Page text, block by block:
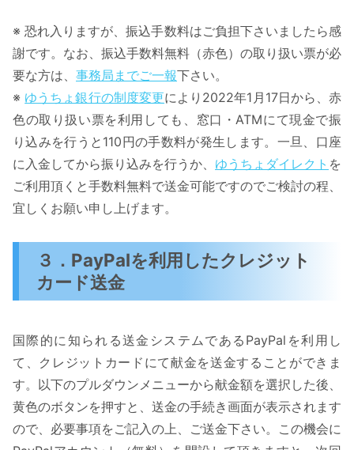
※ 恐れ入りますが、振込手数料はご負担下さいましたら感
謝です。なお、振込手数料無料（赤色）の取り扱い票が必
要な方は、 事務局までご一報下さい。
※ ゆうちょ銀行の制度変更により2022年1月17日から、赤
色の取り扱い票を利用しても、窓口・ATMにて現金で振
り込みを行うと110円の手数料が発生します。一旦、口座
に入金してから振り込みを行うか、 ゆうちょダイレクト を
ご利用頂くと手数料無料で送金可能ですのでご検討の程、
宜しくお願い申し上げます。
３．PayPalを利用したクレジット
カード送金
国際的に知られる送金システムであるPayPalを利用し
て、クレジットカードにて献金を送金することができま
す。以下のプルダウンメニューから献金額を選択した後、
黄色のボタンを押すと、送金の手続き画面が表示されます
ので、必要事項をご記入の上、ご送金下さい。この機会に